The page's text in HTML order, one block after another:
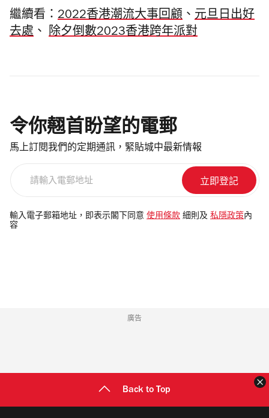
繼續看： 2022香港潮流大事回顧 、 元旦日出好
去處 、 除夕倒數2023香港跨年派對
令你翹首盼望的電郵
馬上訂閱我們的定期通訊，緊貼城中最新情報
電
郵
輸入電子郵箱地址，即表示閣下同意 使用條款 細則及 私隱政策 內
容
廣告
Back to Top